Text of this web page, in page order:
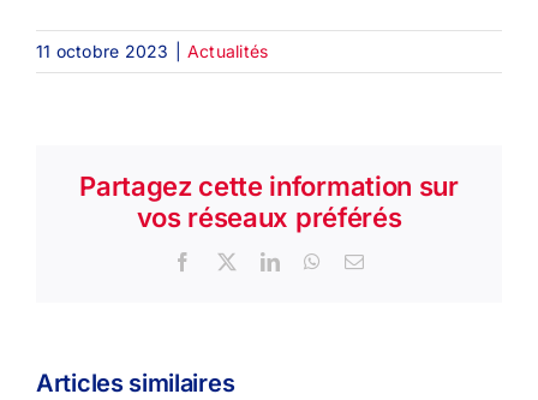
11 octobre 2023 Actualités
Partagez cette information sur
vos réseaux préférés
Facebook
X LinkedInWhatsApp
Email
Articles similaires